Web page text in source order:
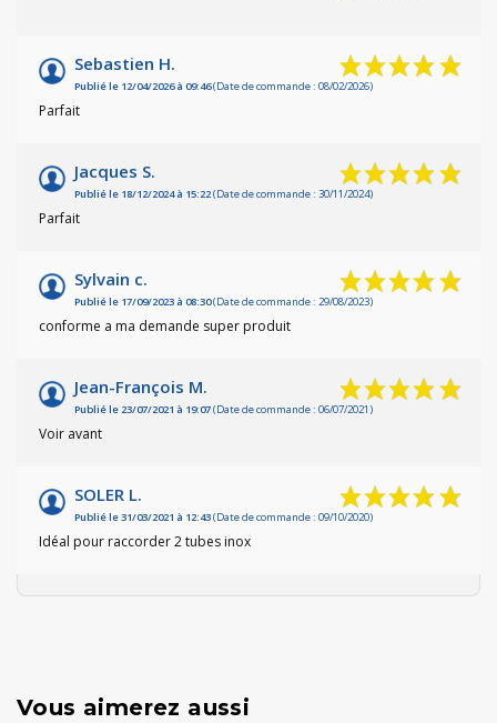
Sebastien H.
Publié le 12/04/2026 à 09:46(Date de commande : 08/02/2026)
Parfait
Jacques S.
Publié le 18/12/2024 à 15:22(Date de commande : 30/11/2024)
Parfait
Sylvain c.
Publié le 17/09/2023 à 08:30(Date de commande : 29/08/2023)
conforme a ma demande super produit
Jean-François M.
Publié le 23/07/2021 à 19:07(Date de commande : 06/07/2021)
Voir avant
SOLER L.
Publié le 31/03/2021 à 12:43(Date de commande : 09/10/2020)
Idéal pour raccorder 2 tubes inox
Vous aimerez aussi